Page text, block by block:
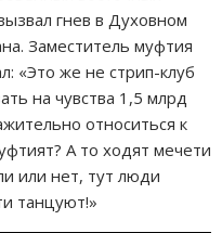
гнев в Духовном
Заместитель муфтия
«Это же не стрип-клуб
на чувства 1,5 млрд
относиться к
А то ходят мечети
или нет, тут люди
танцуют!»